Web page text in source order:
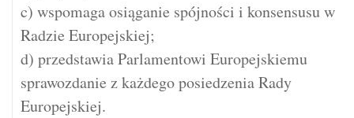
c) wspomaga osiąganie spójności i konsensusu w
Radzie Europejskiej;
d) przedstawia Parlamentowi Europejskiemu
sprawozdanie z każdego posiedzenia Rady
Europejskiej.